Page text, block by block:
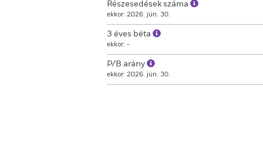
Részesedések száma
ekkor: 2026. jún. 30.
3 éves béta
ekkor: -
P/B arány
ekkor: 2026. jún. 30.